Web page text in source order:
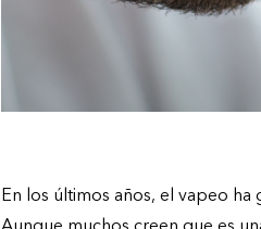
En los últimos años, el vapeo